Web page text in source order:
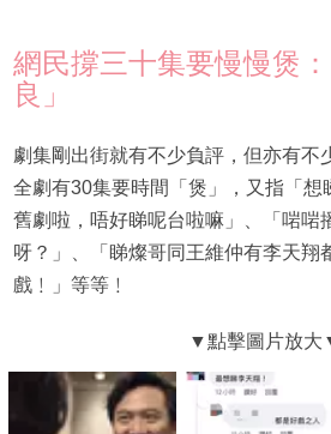
網民撐三十集要慢慢煲
良」
劇集剛出街就有不少負評，但亦有不
全劇有30集要時間「煲」，又指「想
舊劇啦，唔好睇呢台啦嘛」、「啱啱
呀？」、「睇燦哥同王維仲有李天翔
戲﹗」等等﹗